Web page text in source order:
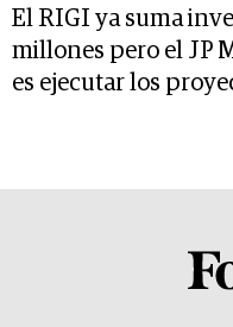
El RIGI ya suma
millones pero el JP
es ejecutar los